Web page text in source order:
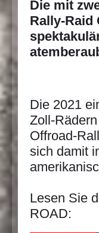
Die mit
Rally-Raid
Die 2021
Zoll-
Offroad-
sich damit
Lesen Sie
ROAD: